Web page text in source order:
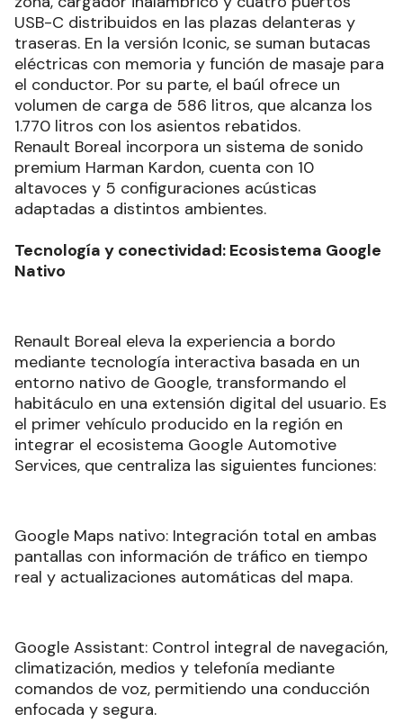
USB-C distribuidos en las plazas delanteras y
traseras. En la versión Iconic, se suman butacas
eléctricas con memoria y función de masaje para
el conductor. Por su parte, el baúl ofrece un
volumen de carga de 586 litros, que alcanza los
1.770 litros con los asientos rebatidos.
Renault Boreal incorpora un sistema de sonido
premium Harman Kardon, cuenta con 10
altavoces y 5 configuraciones acústicas
adaptadas a distintos ambientes.
Tecnología y conectividad: Ecosistema Google
Nativo
Renault Boreal eleva la experiencia a bordo
mediante tecnología interactiva basada en un
entorno nativo de Google, transformando el
habitáculo en una extensión digital del usuario. Es
el primer vehículo producido en la región en
integrar el ecosistema Google Automotive
Services, que centraliza las siguientes funciones:
Google Maps nativo: Integración total en ambas
pantallas con información de tráfico en tiempo
real y actualizaciones automáticas del mapa.
Google Assistant: Control integral de navegación,
climatización, medios y telefonía mediante
comandos de voz, permitiendo una conducción
enfocada y segura.